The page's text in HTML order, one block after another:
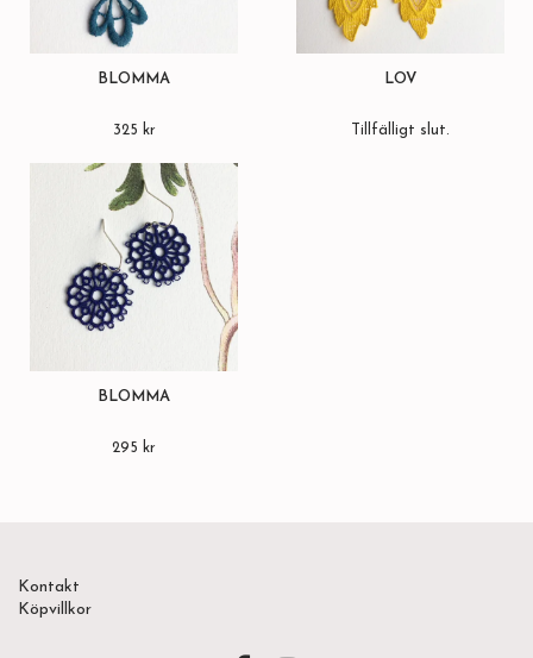
BLOMMA
325 kr
LÖV
Tillfälligt slut.
BLOMMA
295 kr
Kontakt
Köpvillkor